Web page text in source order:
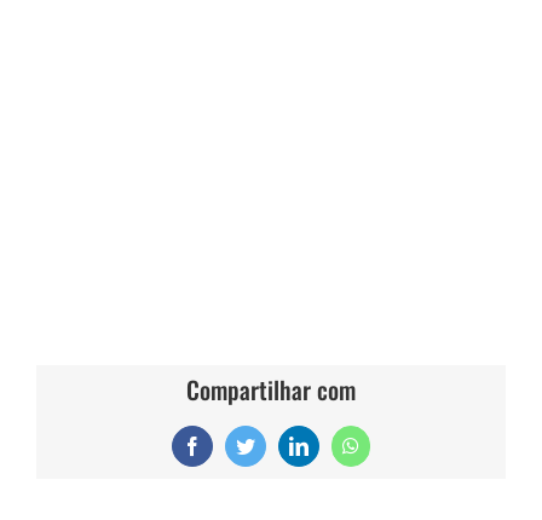
Compartilhar com
FacebookTwitterLinkedInWhatsApp